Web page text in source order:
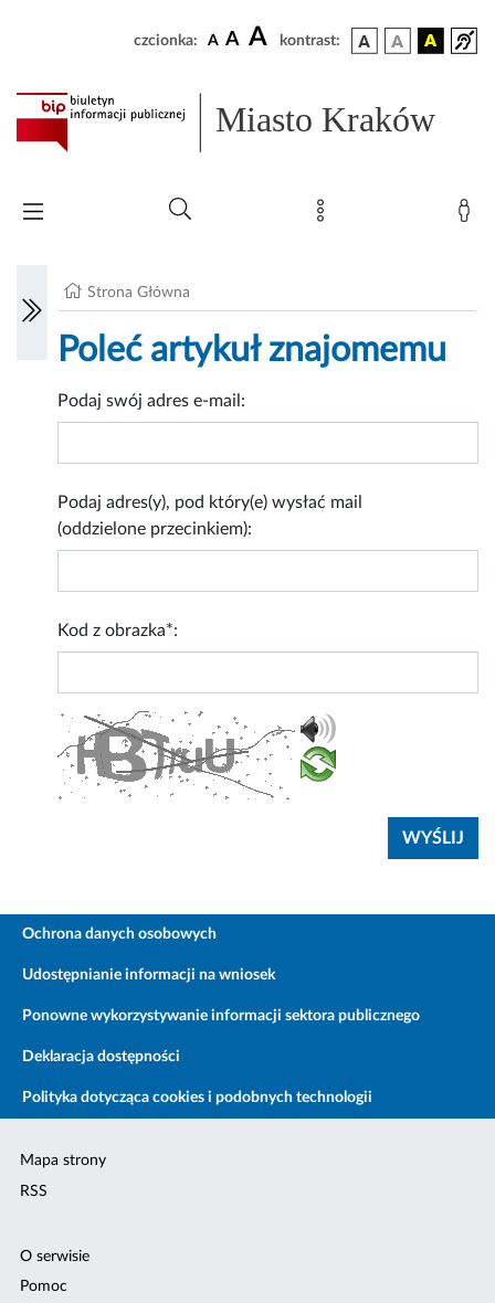
czcionka: A A A kontrast:
Miasto Kraków
Strona Główna
Poleć artykuł znajomemu
Podaj swój adres e-mail:
Podaj adres(y), pod który(e) wysłać mail
(oddzielone przecinkiem):
Kod z obrazka*:
Ochrona danych osobowych
Udostępnianie informacji na wniosek
Ponowne wykorzystywanie informacji sektora publicznego
Deklaracja dostępności
Polityka dotycząca cookies i podobnych technologii
Mapa strony
RSS
O serwisie
Pomoc